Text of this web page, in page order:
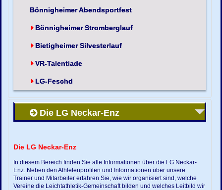
Bönnigheimer Abendsportfest
Bönnigheimer Stromberglauf
Bietigheimer Silvesterlauf
VR-Talentiade
LG-Feschd
Die LG Neckar-Enz
Die LG Neckar-Enz
In diesem Bereich finden Sie alle Informationen über die LG Neckar-
Enz. Neben den Athletenprofilen und Informationen über unsere
Trainer und Mitarbeiter erfahren Sie, wie wir organisiert sind, welche
Vereine die Leichtathletik-Gemeinschaft bilden und welches Leitbild wir